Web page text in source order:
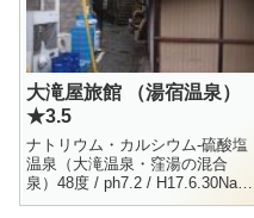
大滝屋旅館 （湯宿温泉）
★3.5
ナトリウム・カルシウム-硫酸塩
温泉（大滝温泉・窪湯の混合
泉）48度 / ph7.2 / H17.6.30Na+
= 236 / K+ = 3.34 / Mg++ = 0.76